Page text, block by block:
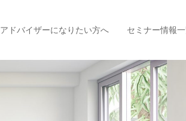
アドバイザーになりたい方へ セミナー情報